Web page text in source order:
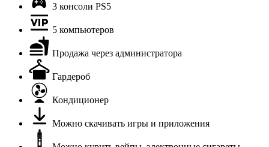
3 консоли PS5
5 компьютеров
Продажа через администратора
Гардероб
Кондиционер
Можно скачивать игры и приложения